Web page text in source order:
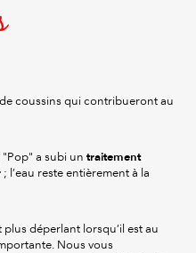
de coussins qui contribueront au
a subi un traitement
; l’eau reste entièrement à la
déperlant lorsqu’il est au
Nous vous